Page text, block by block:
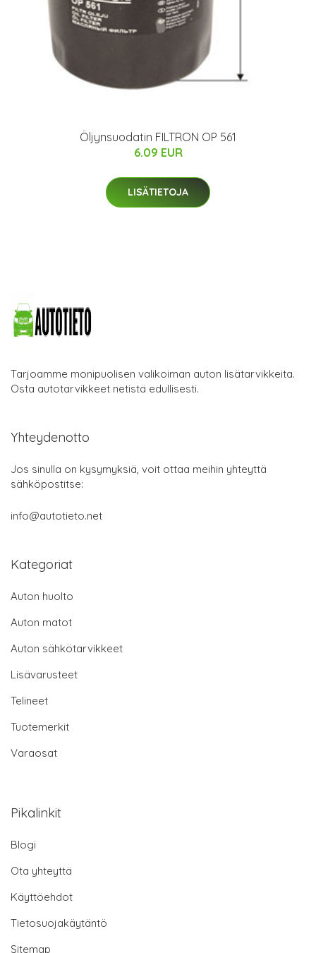
Öljynsuodatin FILTRON OP 561
6.09 EUR
LISÄTIETOJA
Tarjoamme monipuolisen valikoiman auton lisätarvikkeita.
Osta autotarvikkeet netistä edullisesti.
Yhteydenotto
Jos sinulla on kysymyksiä, voit ottaa meihin yhteyttä
sähköpostitse:
info@autotieto.net
Kategoriat
Auton huolto
Auton matot
Auton sähkötarvikkeet
Lisävarusteet
Telineet
Tuotemerkit
Varaosat
Pikalinkit
Blogi
Ota yhteyttä
Käyttöehdot
Tietosuojakäytäntö
Sitemap